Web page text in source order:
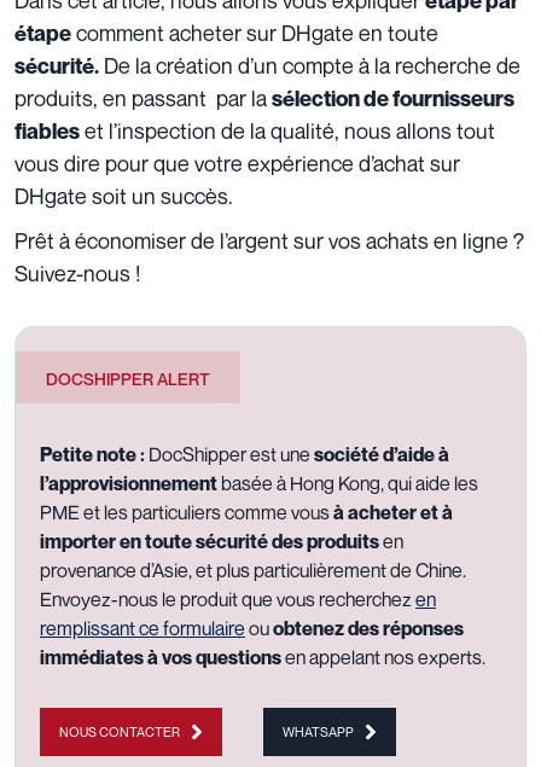
étapecomment acheter sur DHgate en toute
sécurité. De la création d’un compte à la recherche de
produits, en passant par lasélection de fournisseurs
fiableset l’inspection de la qualité, nous allons tout
vous dire pour que votre expérience d’achat sur
DHgate soit un succès.
Prêt à économiser de l’argent sur vos achats en ligne ?
Suivez-nous !
DOCSHIPPER ALERT
Petite note : DocShipper est une société d’aide à
l’approvisionnementbasée à Hong Kong, qui aide les
PME et les particuliers comme vousà acheter et à
importer en toute sécurité des produitsen
provenance d’Asie, et plus particulièrement de Chine.
Envoyez-nous le produit que vous recherchez en
remplissant ce formulaire ouobtenez des réponses
immédiatesà vos questionsen appelant nos experts.
NOUS CONTACTER WHATSAPP